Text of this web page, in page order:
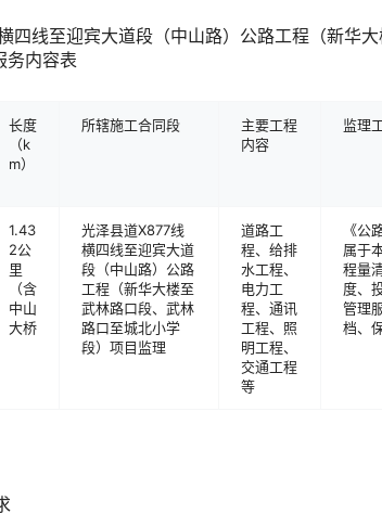
四线至迎宾大道段（中山路）公路工程（新华
务内容表
长度
（k
m）
所辖施工合同段
主要工程
内容
监理
1.43
2公
里
（含
中山
大桥
光泽县道X877线
横四线至迎宾大道
段（中山路）公路
工程（新华大楼至
武林路口段、武林
路口至城北小学
段）项目监理
道路工
程、给排
水工程、
电力工
程、通讯
工程、照
明工程、
交通工程
等
《公
属于
程量
度、
管理
档、